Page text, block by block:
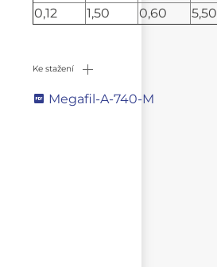
0,12
1,50 0,60 5,50
Ke stažení
Megafil-A-740-M